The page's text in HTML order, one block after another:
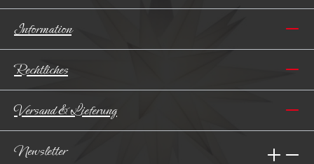
Information
Rechtliches
Versand & Lieferung
Newsletter